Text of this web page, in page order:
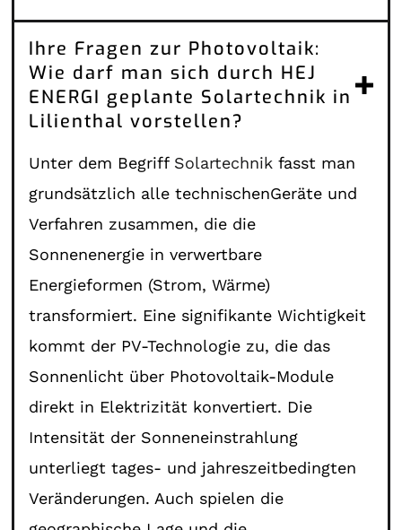
Ihre Fragen zur Photovoltaik:
Wie darf man sich durch HEJ
ENERGI geplante Solartechnik in
Lilienthal vorstellen?
Unter dem Begriff Solartechnik fasst man
grundsätzlich alle technischenGeräte und
Verfahren zusammen, die die
Sonnenenergie in verwertbare
Energieformen (Strom, Wärme)
transformiert. Eine signifikante Wichtigkeit
kommt der PV-Technologie zu, die das
Sonnenlicht über Photovoltaik-Module
direkt in Elektrizität konvertiert. Die
Intensität der Sonneneinstrahlung
unterliegt tages- und jahreszeitbedingten
Veränderungen. Auch spielen die